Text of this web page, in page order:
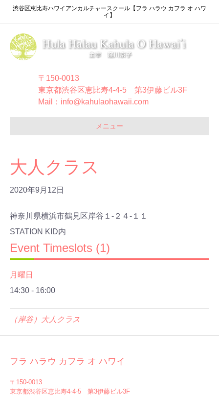
渋谷区恵比寿ハワイアンカルチャースクール【フラ ハラウ カフラ オ ハワ
イ】
〒150-0013
東京都渋谷区恵比寿4-4-5 第3伊藤ビル3F
Mail：info@kahulaohawaii.com
メニュー
大人クラス
2020年9月12日
神奈川県横浜市鶴見区岸谷１-２４-１１
STATION KID内
Event Timeslots (1)
月曜日
14:30 - 16:00
（岸谷）大人クラス
フラ ハラウ カフラ オ ハワイ
〒150-0013
東京都渋谷区恵比寿4-4-5 第3伊藤ビル3F